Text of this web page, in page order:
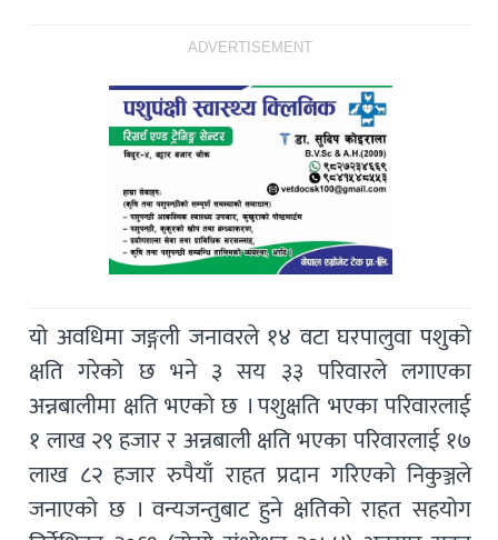
ADVERTISEMENT
यो अवधिमा जङ्गली जनावरले १४ वटा घरपालुवा पशुको
क्षति गरेको छ भने ३ सय ३३ परिवारले लगाएका
अन्नबालीमा क्षति भएको छ । पशुक्षति भएका परिवारलाई
१ लाख २९ हजार र अन्नबाली क्षति भएका परिवारलाई १७
लाख ८२ हजार रुपैयाँ राहत प्रदान गरिएको निकुञ्जले
जनाएको छ । वन्यजन्तुबाट हुने क्षतिको राहत सहयोग